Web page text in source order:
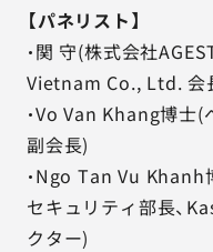
【パネリスト】
・関 守(株式会社
Vietnam Co., Ltd. 会
・Vo Van Khang博士
副会長)
・Ngo Tan Vu
セキュリティ部長、
クター)